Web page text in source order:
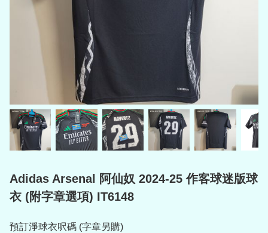
Adidas Arsenal 阿仙奴 2024-25 作客球迷版球
衣 (附字章選項) IT6148
預訂淨球衣呎碼 (字章另購)